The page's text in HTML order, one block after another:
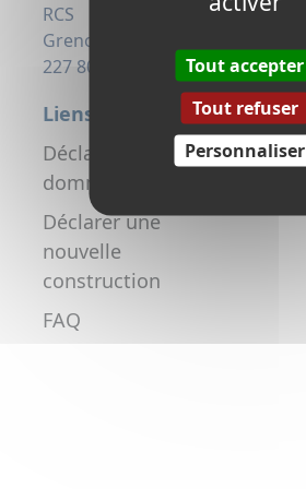
RCS
Grenoble 823
227 806
la fibre
Liens utiles
Déclarer un
dommage réseau
Déclarer une
nouvelle
construction
FAQ
Tout accepter
Tout refuser
Personnaliser